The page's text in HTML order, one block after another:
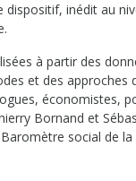
dispositif, inédit au
à partir des
et des approches
économistes,
Bornand et
social de la